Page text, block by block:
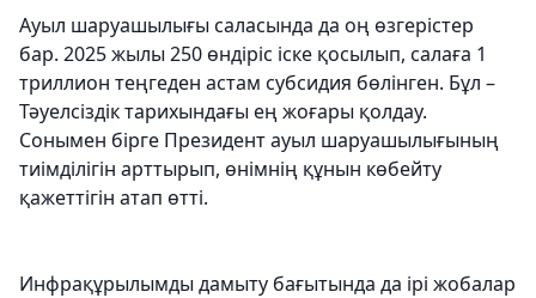
Ауыл шаруашылығы саласында да оң өзгерістер
бар. 2025 жылы 250 өндіріс іске қосылып, салаға 1
триллион теңгеден астам субсидия бөлінген. Бұл –
Тәуелсіздік тарихындағы ең жоғары қолдау.
Сонымен бірге Президент ауыл шаруашылығының
тиімділігін арттырып, өнімнің құнын көбейту
қажеттігін атап өтті.
Инфрақұрылымды дамыту бағытында да ірі жобалар